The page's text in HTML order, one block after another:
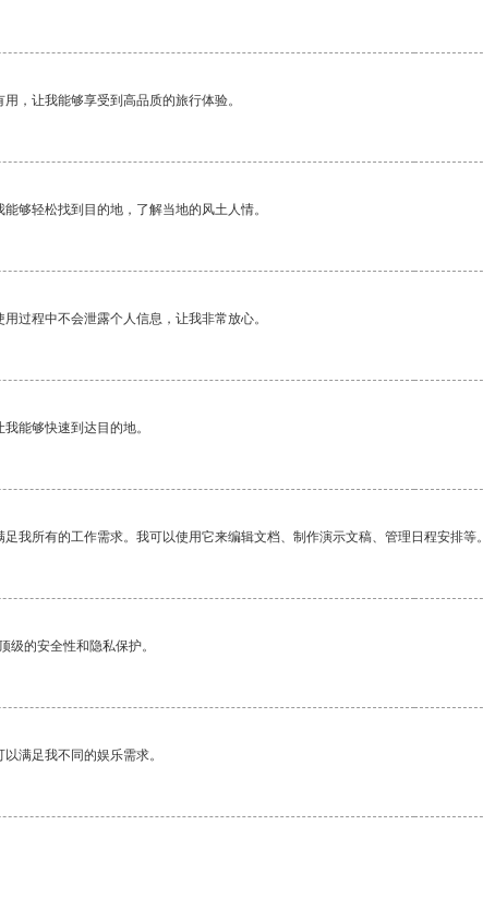
，让我能够享受到高品质的旅行体验。
够轻松找到目的地，了解当地的风土人情。
过程中不会泄露个人信息，让我非常放心。
能够快速到达目的地。
我所有的工作需求。我可以使用它来编辑文档、制作演示文稿、管理日程安排等。
级的安全性和隐私保护。
满足我不同的娱乐需求。